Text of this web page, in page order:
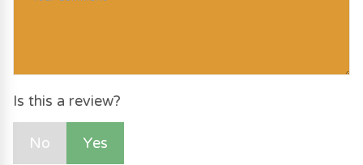
Is this a review?
No Yes